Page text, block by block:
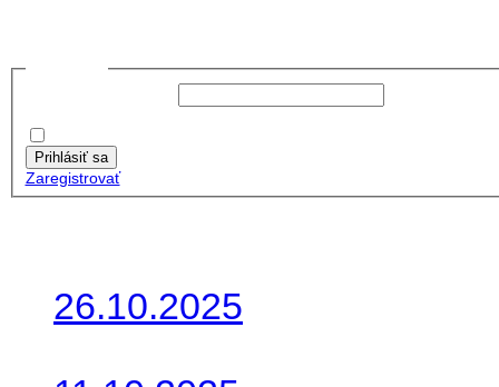
Prihlásiť sa
Zaregistrovať
26.10.2025